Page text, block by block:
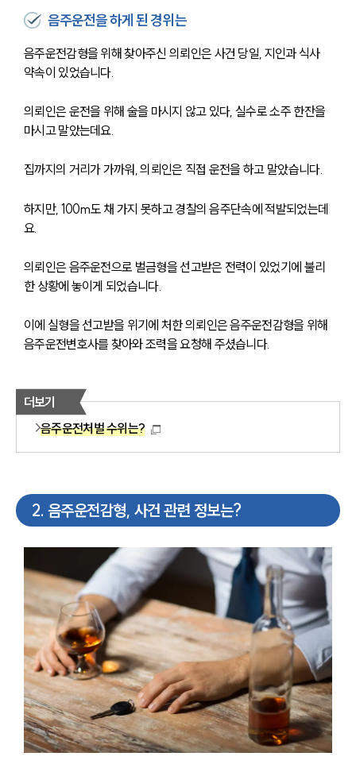
음주운전을 하게 된 경위는
음주운전감형을 위해 찾아주신 의뢰인은 사건 당일, 지인과 식사
약속이 있었습니다.
의뢰인은 운전을 위해 술을 마시지 않고 있다, 실수로 소주 한잔을
마시고 말았는데요.
집까지의 거리가 가까워, 의뢰인은 직접 운전을 하고 말았습니다.
하지만, 100m도 채 가지 못하고 경찰의 음주단속에 적발되었는데
요.
의뢰인은 음주운전으로 벌금형을 선고받은 전력이 있었기에 불리
한 상황에 놓이게 되었습니다.
이에 실형을 선고받을 위기에 처한 의뢰인은 음주운전감형을 위해
음주운전변호사를 찾아와 조력을 요청해 주셨습니다.
더보기
음주운전처벌 수위는?
2. 음주운전감형, 사건 관련 정보는?